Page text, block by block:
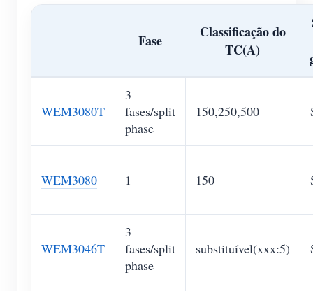
Fase
Classificação do
TC(A)
WEM3080T
3
fases/split
phase
150,250,500
WEM3080 1 150
WEM3046T
3
fases/split
phase
substituível(xxx:5)